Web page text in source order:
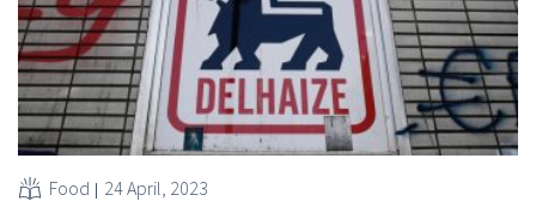
Food 24 April, 2023